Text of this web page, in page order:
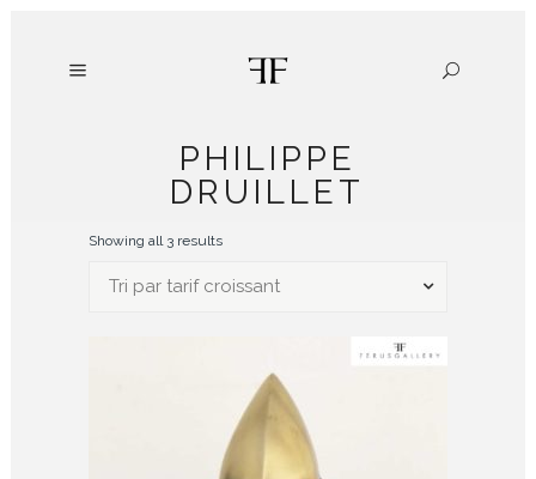
PHILIPPE
DRUILLET
Showing all 3 results
Tri par tarif croissant